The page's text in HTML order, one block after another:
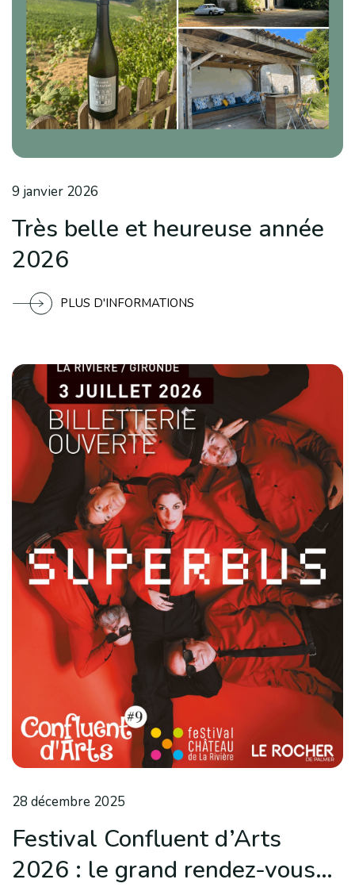
9 janvier 2026
Très belle et heureuse année
2026
PLUS D'INFORMATIONS
28 décembre 2025
Festival Confluent d’Arts
2026 : le grand rendez-vous